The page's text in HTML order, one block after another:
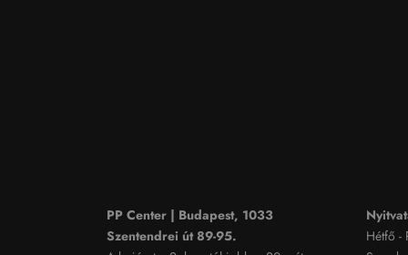
PP Center | Budapest, 1033
Szentendrei út 89-95.
Hétfő -